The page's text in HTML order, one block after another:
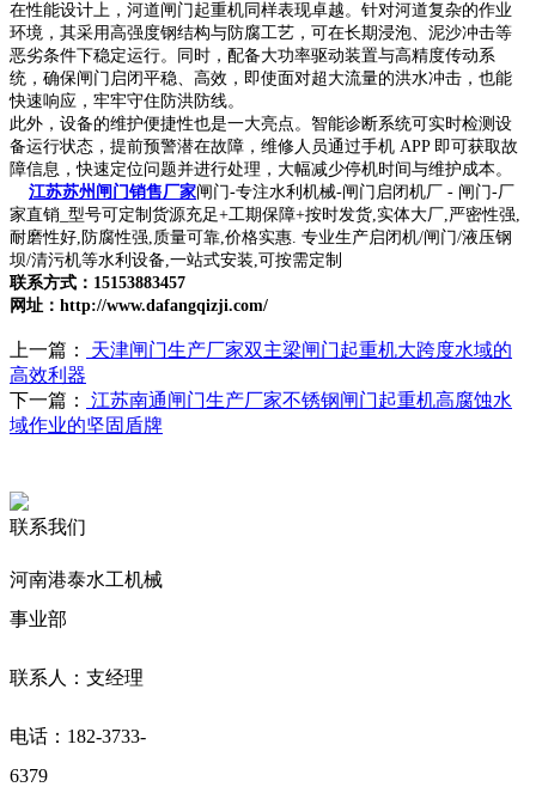
在性能设计上，河道闸门起重机同样表现卓越。针对河道复杂的作业
环境，其采用高强度钢结构与防腐工艺，可在长期浸泡、泥沙冲击等
恶劣条件下稳定运行。同时，配备大功率驱动装置与高精度传动系
统，确保闸门启闭平稳、高效，即使面对超大流量的洪水冲击，也能
快速响应，牢牢守住防洪防线。
此外，设备的维护便捷性也是一大亮点。智能诊断系统可实时检测设
备运行状态，提前预警潜在故障，维修人员通过手机 APP 即可获取故
障信息，快速定位问题并进行处理，大幅减少停机时间与维护成本。
江苏苏州闸门销售厂家闸门-专注水利机械-闸门启闭机厂 - 闸门-厂
家直销_型号可定制货源充足+工期保障+按时发货,实体大厂,严密性强,
耐磨性好,防腐性强,质量可靠,价格实惠. 专业生产启闭机/闸门/液压钢
坝/清污机等水利设备,一站式安装,可按需定制
联系方式：15153883457
网址：http://www.dafangqizji.com/
上一篇：
天津闸门生产厂家双主梁闸门起重机大跨度水域的
高效利器
下一篇：
江苏南通闸门生产厂家不锈钢闸门起重机高腐蚀水
域作业的坚固盾牌
联系我们
河南港泰水工机械
事业部
联系人：支经理
电话：182-3733-
6379